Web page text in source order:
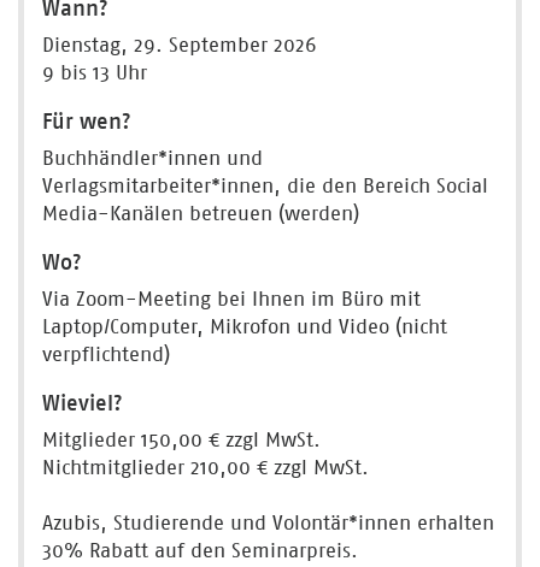
Wann?
Dienstag, 29. September 2026
9 bis 13 Uhr
Für wen?
Buchhändler*innen und
Verlagsmitarbeiter*innen, die den Bereich Social
Media-Kanälen betreuen (werden)
Wo?
Via Zoom-Meeting bei Ihnen im Büro mit
Laptop/Computer, Mikrofon und Video (nicht
verpflichtend)
Wieviel?
Mitglieder 150,00 € zzgl MwSt.
Nichtmitglieder 210,00 € zzgl MwSt.
Azubis, Studierende und Volontär*innen erhalten
30% Rabatt auf den Seminarpreis.